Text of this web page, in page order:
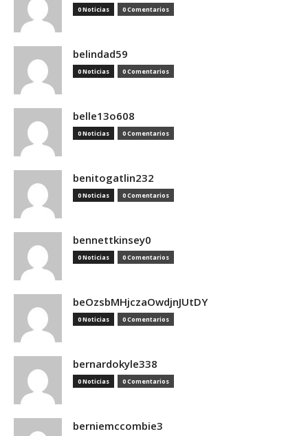
0 Noticias 0 Comentarios
belindad59
0 Noticias 0 Comentarios
belle13o608
0 Noticias 0 Comentarios
benitogatlin232
0 Noticias 0 Comentarios
bennettkinsey0
0 Noticias 0 Comentarios
beOzsbMHjczaOwdjnJUtDY
0 Noticias 0 Comentarios
bernardokyle338
0 Noticias 0 Comentarios
berniemccombie3